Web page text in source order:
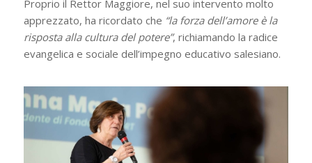
Proprio il Rettor Maggiore, nel suo intervento molto
apprezzato, ha ricordato che “la forza dell’amore è la
risposta alla cultura del potere”, richiamando la radice
evangelica e sociale dell’impegno educativo salesiano.